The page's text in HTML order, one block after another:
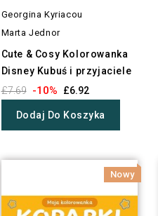
Georgina Kyriacou
Marta Jednor
Cute & Cosy Kolorowanka
Disney Kubuś i przyjaciele
£7.69 -10% £6.92
Dodaj Do Koszyka
Nowy